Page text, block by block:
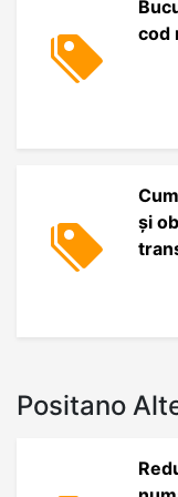
cod
și
Positano